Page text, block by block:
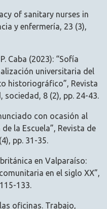
of sanitary nurses in
y enfermería, 23 (3),
Caba (2023): “Sofía
universitaria del
historiográfico”, Revista
sociedad, 8 (2), pp. 24-43.
con ocasión al
la Escuela”, Revista de
pp. 31-35.
en Valparaíso:
en el siglo XX”,
133.
oficinas. Trabajo,